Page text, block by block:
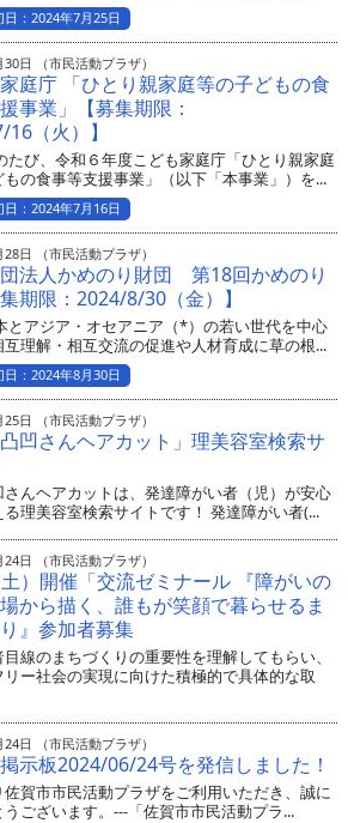
日：2024年7月25日
日 （市民活動プラザ）
庭庁 「ひとり親家庭等の子どもの食
事業」【募集期限：
（火）】
たび、令和６年度こども家庭庁「ひとり親家庭
の食事等支援事業」（以下「本事業」）を...
日：2024年7月16日
日 （市民活動プラザ）
法人かめのり財団 第18回かめのり
期限：2024/8/30（金）】
とアジア・オセアニア（*）の若い世代を中心
互理解・相互交流の促進や人材育成に草の根...
日：2024年8月30日
日 （市民活動プラザ）
凸凹さんヘアカット」理美容室検索サ
さんヘアカットは、発達障がい者（児）が安心
る理美容室検索サイトです！ 発達障がい者(...
日 （市民活動プラザ）
）開催「交流ゼミナール 『障がいの
から描く、誰もが笑顔で暮らせるま
』参加者募集
線のまちづくりの重要性を理解してもらい、
ー社会の実現に向けた積極的で具体的な取
日 （市民活動プラザ）
示板2024/06/24号を発信しました！
佐賀市市民活動プラザをご利用いただき、誠に
ございます。---「佐賀市市民活動プラ...